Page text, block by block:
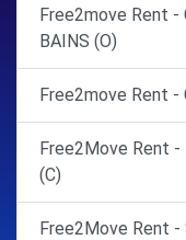
Free2move Rent -
BAINS (O)
Free2move Rent -
Free2Move Rent -
(C)
Free2Move Rent -